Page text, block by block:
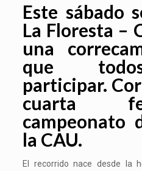
Este sábado
La Floresta –
una
que
participar.
cuarta
campeonato
la CAU.
El recorrido nace desde la